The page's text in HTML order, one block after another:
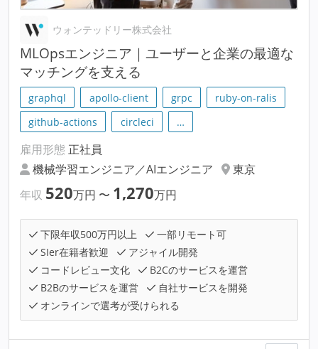
ウォンテッドリー株式会社
MLOpsエンジニア｜ユーザーと企業の最適な
マッチングを支える
graphql apollo-client grpc
ruby-on-ralis
github-actions
circleci …
雇用形態 正社員
機械学習エンジニア／AIエンジニア
東京
年収 520万円 〜 1,270万円
下限年収500万円以上
一部リモート可
SIer在籍者歓迎
アジャイル開発
コードレビュー文化
B2Cのサービスを運営
B2Bのサービスを運営
自社サービスを開発
オンラインで選考が受けられる